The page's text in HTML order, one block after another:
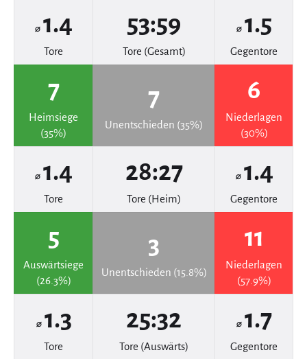
⌀ 1.4
Tore
53:59
Tore (Gesamt)
⌀ 1.5
Gegentore
7
Heimsiege
(35%)
7
Unentschieden (35%)
6
Niederlagen
(30%)
⌀ 1.4
Tore
28:27
Tore (Heim)
⌀ 1.4
Gegentore
5
Auswärtsiege
(26.3%)
3
Unentschieden (15.8%)
11
Niederlagen
(57.9%)
⌀ 1.3
Tore
25:32
Tore (Auswärts)
⌀ 1.7
Gegentore